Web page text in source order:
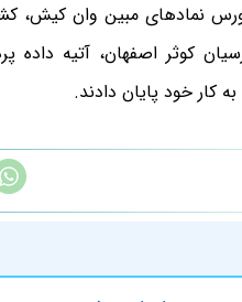
نمادهای مبین وان
کوثر اصفهان، آتیه داده
کار خود پایان دادند.